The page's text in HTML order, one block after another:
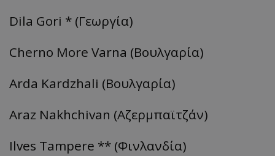
Dila Gori * (Γεωργία)
Cherno More Varna (Βουλγαρία)
Arda Kardzhali (Βουλγαρία)
Araz Nakhchivan (Αζερμπαϊτζάν)
Ilves Tampere ** (Φινλανδία)